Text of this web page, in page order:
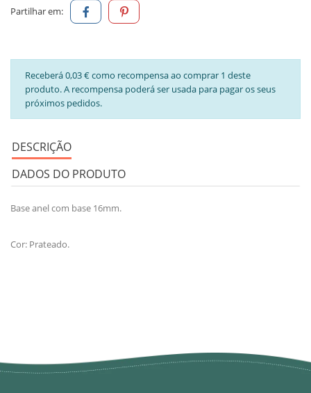
Partilhar em:
Receberá 0,03 € como recompensa ao comprar 1 deste
produto. A recompensa poderá ser usada para pagar os seus
próximos pedidos.
DESCRIÇÃO
DADOS DO PRODUTO
Base anel com base 16mm.
Cor: Prateado.